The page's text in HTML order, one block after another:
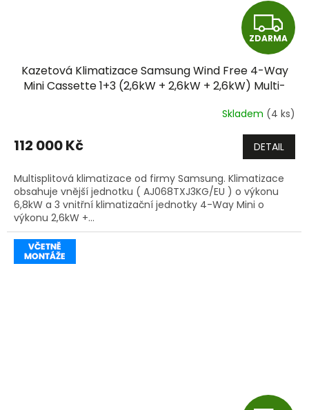
Z
D
A
R
M
A
ZDARMA
Kazetová Klimatizace Samsung Wind Free 4-Way
Mini Cassette 1+3 (2,6kW + 2,6kW + 2,6kW) Multi-
Skladem (4 ks)
112 000 Kč DETAIL
Multisplitová klimatizace od firmy Samsung. Klimatizace
obsahuje vnější jednotku ( AJ068TXJ3KG/EU ) o výkonu
6,8kW a 3 vnitřní klimatizační jednotky 4-Way Mini o
výkonu 2,6kW +...